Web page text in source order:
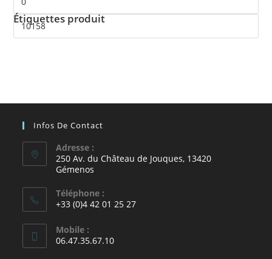
Étiquettes produit
Infos De Contact
Adresse :
250 Av. du Château de Jouques, 13420
Gémenos
Téléphone :
+33 (0)4 42 01 25 27
Mobile :
06.47.35.67.10